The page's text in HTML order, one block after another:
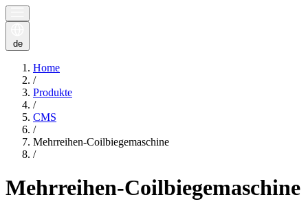
de
Home
/
Produkte
/
CMS
/
Mehrreihen-Coilbiegemaschine
/
Mehrreihen-Coilbiegemaschine